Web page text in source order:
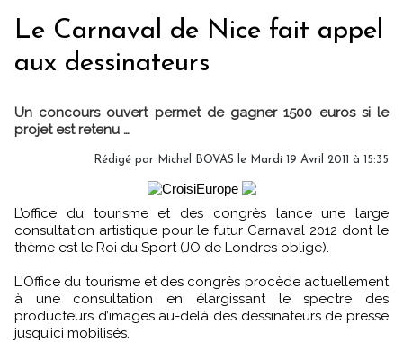
Le Carnaval de Nice fait appel
aux dessinateurs
Un concours ouvert permet de gagner 1500 euros si le
projet est retenu …
Rédigé par Michel BOVAS le Mardi 19 Avril 2011 à 15:35
L’office du tourisme et des congrès lance une large
consultation artistique pour le futur Carnaval 2012 dont le
thème est le Roi du Sport (JO de Londres oblige).
L'Office du tourisme et des congrès procède actuellement
à une consultation en élargissant le spectre des
producteurs d’images au-delà des dessinateurs de presse
jusqu’ici mobilisés.